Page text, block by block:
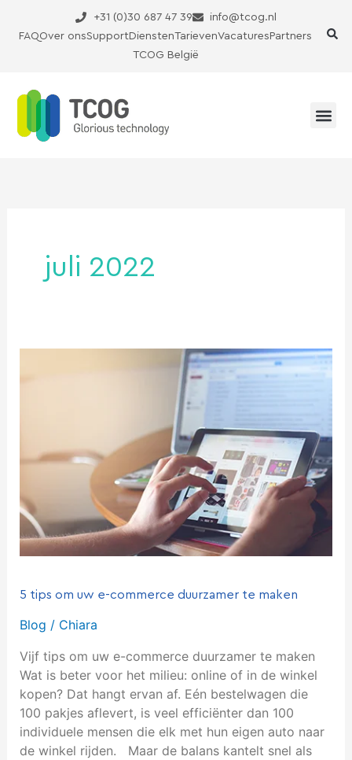
+31 (0)30 687 47 39
info@tcog.nl
FAQOver onsSupportDienstenTarievenVacatures Partners
TCOG België
juli 2022
5 tips om uw e-commerce duurzamer te maken
Blog / Chiara
Vijf tips om uw e-commerce duurzamer te maken
Wat is beter voor het milieu: online of in de winkel
kopen? Dat hangt ervan af. Eén bestelwagen die
100 pakjes aflevert, is veel efficiënter dan 100
individuele mensen die elk met hun eigen auto naar
de winkel rijden. Maar de balans kantelt snel als
commerce
maken